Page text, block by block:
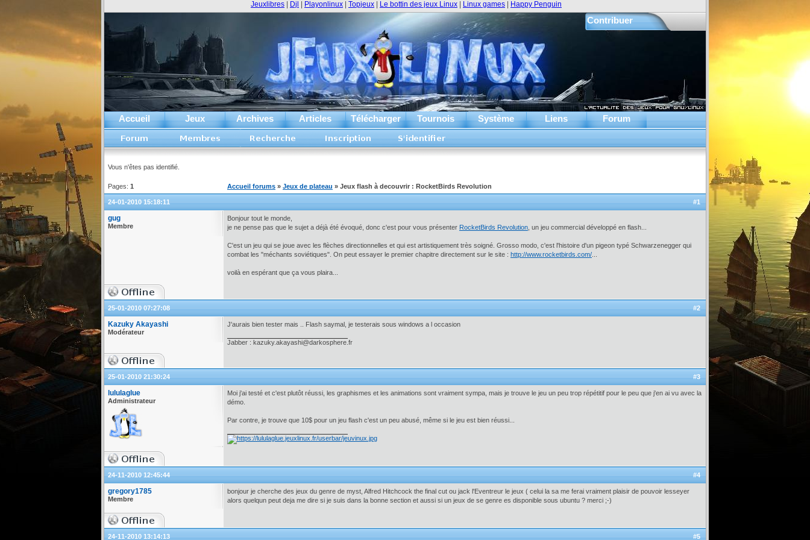
Contribuer
Accueil Jeux Archives Articles Télécharger Tournois Système Liens Forum
Jeuxlibres Djl Playonlinux Topjeux Le bottin des jeux Linux Linux games Happy Penguin
Vous n'êtes pas identifié.
Pages: 1 Accueil forums » Jeux de plateau » Jeux flash à decouvrir : RocketBirds Revolution
#1
24-01-2010 15:18:11
gug
Membre
Bonjour tout le monde,
je ne pense pas que le sujet a déjà été évoqué, donc c'est pour vous présenter RocketBirds Revolution , un jeu commercial développé en flash...
C'est un jeu qui se joue avec les flèches directionnelles et qui est artistiquement très soigné. Grosso modo, c'est l'histoire d'un pigeon typé Schwarzenegger qui
combat les "méchants soviétiques". On peut essayer le premier chapitre directement sur le site : http://www.rocketbirds.com/
voilà en espérant que ça vous plaira...
#2
25-01-2010 07:27:08
Kazuky Akayashi
Modérateur
J'aurais bien tester mais .. Flash saymal, je testerais sous windows a l occasion
Jabber : kazuky.akayashi@darkosphere.fr
#3
25-01-2010 21:30:24
lululaglue
Administrateur
Moi j'ai testé et c'est plutôt réussi, les graphismes et les animations sont vraiment sympa, mais je trouve le jeu un peu trop répétitif pour le peu que j'en ai vu avec la
démo.
Par contre, je trouve que 10$ pour un jeu flash c'est un peu abusé, même si le jeu est bien réussi...
#4
24-11-2010 12:45:44
gregory1785
Membre
bonjour je cherche des jeux du genre de myst, Alfred Hitchcock the final cut ou jack l'Eventreur le jeux ( celui la sa me ferai vraiment plaisir de pouvoir lesseyer
alors quelqun peut deja me dire si je suis dans la bonne section et aussi si un jeux de se genre es disponible sous ubuntu ? merci ;-)
#5
24-11-2010 13:14:13